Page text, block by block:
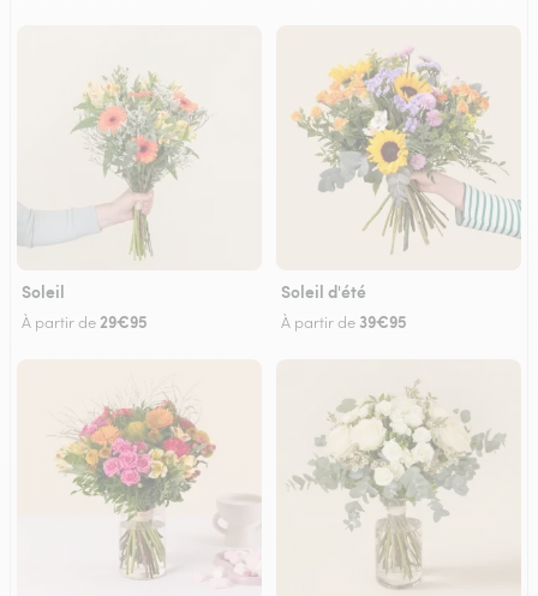
Soleil
À partir de 29€95
Soleil d'été
À partir de 39€95